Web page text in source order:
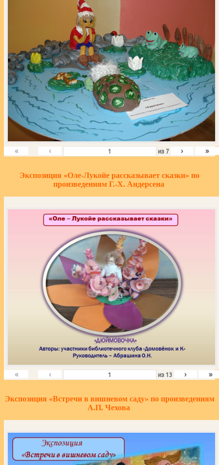
« ‹ из 7 › »
Экспозиция «Оле-Лукойе рассказывает сказки» по
произведениям Г.-Х. Андерсена
« ‹ из 13 › »
Экспозиция «Встречи в вишневом саду» по произведениям
А.П. Чехова